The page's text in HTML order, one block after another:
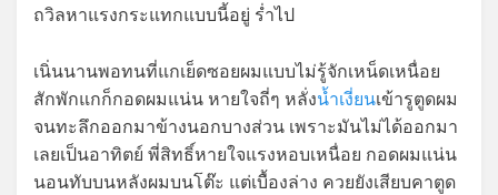
ถวิลหาแรงกระแทกแบบนี้อยู่ ร่ำไป
เนิ่นนานพอทนที่แกเย็ดซอยผมแบบไม่รู้จักเหน็ดเหนื่อย
สักพักแกก็กอดผมแน่น หายใจถี่ๆ หลั่งน้ำเงี่ยนเข้ารูตูดผม
จนทะลึกออกมาข้างนอกบางส่วน เพราะมันไม่ได้ออกมา
เลยเป็นอาทิตย์ พี่สิทธิ์หายใจแรงหอบเหนื่อย กอดผมแน่น
นอนทับบนหลังผมบนโต๊ะ แต่เบื้องล่าง ควยยังเสียบคาตูด